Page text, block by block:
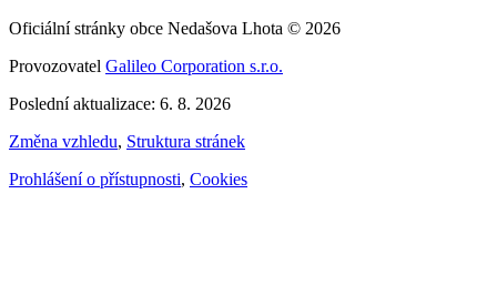
Oficiální stránky obce Nedašova Lhota © 2026
Provozovatel Galileo Corporation s.r.o.
Poslední aktualizace: 6. 8. 2026
Změna vzhledu, Struktura stránek
Prohlášení o přístupnosti, Cookies